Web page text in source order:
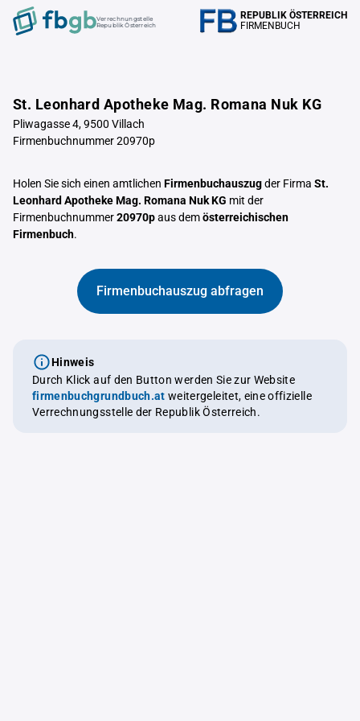
Verrechnungstelle
Republik Österreich
REPUBLIK ÖSTERREICH
FIRMENBUCH
St. Leonhard Apotheke Mag. Romana Nuk KG
Pliwagasse 4, 9500 Villach
Firmenbuchnummer 20970p
Holen Sie sich einen amtlichen Firmenbuchauszugder Firma St.
Leonhard Apotheke Mag. Romana Nuk KG mit der
Firmenbuchnummer20970paus demösterreichischen
Firmenbuch.
Firmenbuchauszug abfragen
Hinweis
Durch Klick auf den Button werden Sie zur Website
firmenbuchgrundbuch.at weitergeleitet, eine offizielle
Verrechnungsstelle der Republik Österreich.